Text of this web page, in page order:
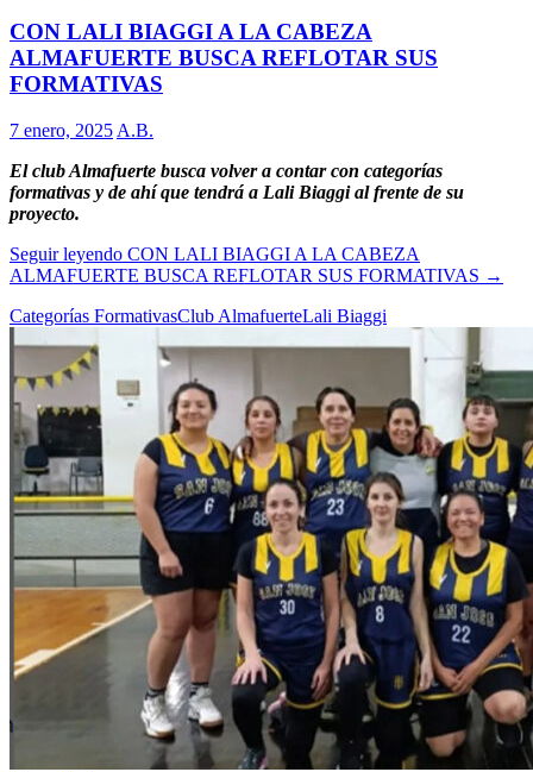
CON LALI BIAGGI A LA CABEZA
ALMAFUERTE BUSCA REFLOTAR SUS
FORMATIVAS
7 enero, 2025 A.B.
El club Almafuerte busca volver a contar con categorías
formativas y de ahí que tendrá a Lali Biaggi al frente de su
proyecto.
Seguir leyendo CON LALI BIAGGI A LA CABEZA
ALMAFUERTE BUSCA REFLOTAR SUS FORMATIVAS →
Categorías FormativasClub AlmafuerteLali Biaggi